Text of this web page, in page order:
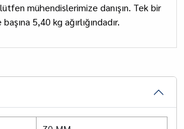
mühendislerimize danışın. Tek bir
5,40 kg ağırlığındadır.